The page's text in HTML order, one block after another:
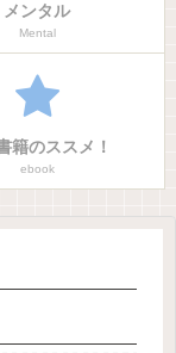
メンタル
Mental
籍のススメ！
ebook